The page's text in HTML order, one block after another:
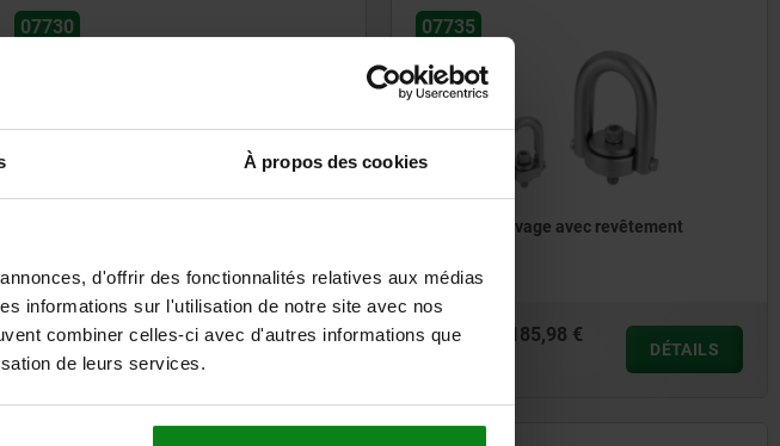
À propos des cookies
d'offrir des fonctionnalités relatives aux médias
informations sur l'utilisation de notre site avec nos
combiner celles-ci avec d'autres informations que
de leurs services.
07730
à partir de134,85 €
hors frais d’envoi
07735
Anneau de levage avec revêtement
à partir de 185,98 €
DÉTAILS